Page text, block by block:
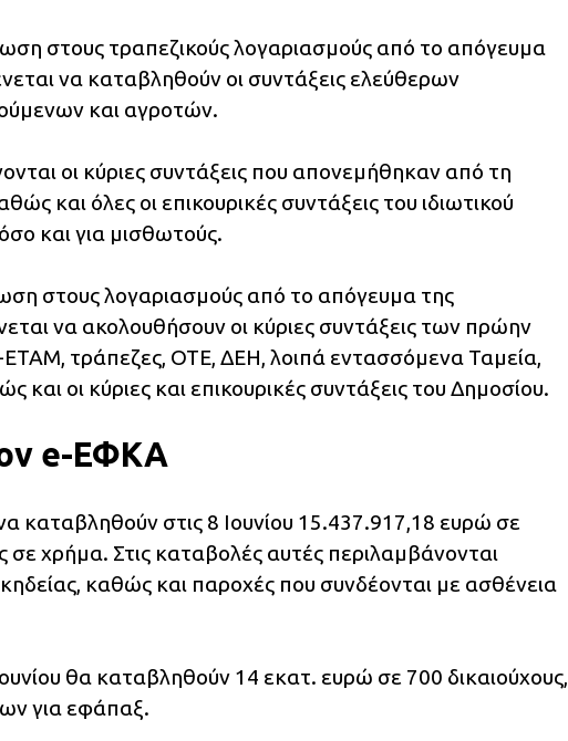
στους τραπεζικούς λογαριασμούς από το απόγευμα
να καταβληθούν οι συντάξεις ελεύθερων
και αγροτών.
οι κύριες συντάξεις που απονεμήθηκαν από τη
και όλες οι επικουρικές συντάξεις του ιδιωτικού
και για μισθωτούς.
στους λογαριασμούς από το απόγευμα της
να ακολουθήσουν οι κύριες συντάξεις των πρώην
τράπεζες, OTE, ΔEH, λοιπά εντασσόμενα Ταμεία,
οι κύριες και επικουρικές συντάξεις του Δημοσίου.
e-ΕΦΚΑ
καταβληθούν στις 8 Ιουνίου 15.437.917,18 ευρώ σε
σε χρήμα. Στις καταβολές αυτές περιλαμβάνονται
καθώς και παροχές που συνδέονται με ασθένεια
θα καταβληθούν 14 εκατ. ευρώ σε 700 δικαιούχους,
για εφάπαξ.